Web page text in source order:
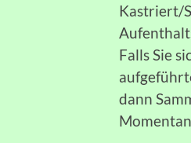
Kastriert/
Falls Sie
dann